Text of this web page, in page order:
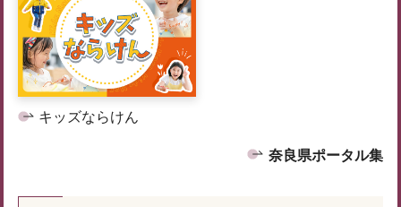
キッズならけん
奈良県ポータル集